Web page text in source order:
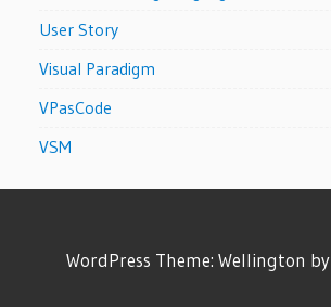
User Story
Visual Paradigm
VPasCode
VSM
WordPress Theme: Wellington by